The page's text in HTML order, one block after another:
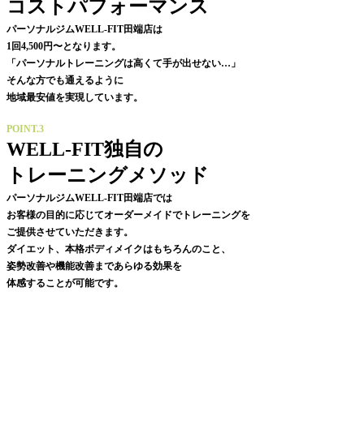
コストパフォーマンス
パーソナルジムWELL-FIT田端店は
1回4,500円〜となります。
「パーソナルトレーニングは高くて手が出せない…」
そんな方でも通えるように
地域最安値を実現しています。
POINT.3
WELL-FIT独自の
トレーニングメソッド
パーソナルジムWELL-FIT田端店では
お客様の目的に応じてオーダーメイドでトレーニングを
ご提供させていただきます。
ダイエット、本格ボディメイクはもちろんのこと、
姿勢改善や機能改善まであらゆる効果を
体感することが可能です。